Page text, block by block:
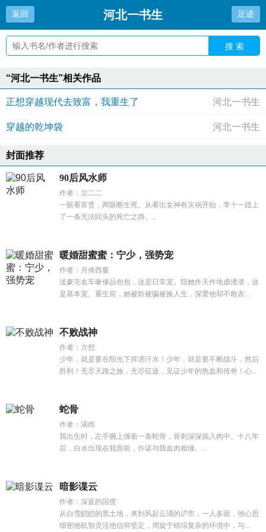
返回 河北一书生 足迹
搜 索
“河北一书生”相关作品
正想穿越现代去致富，我重生了 河北一书生
穿越的乾坤袋 河北一书生
封面推荐
90后风水师
作者：尘二二
一眼看富贵，两眼断生死。从看出女神有灾祸开始，李十一踏上
了一条无法回头的死亡之路。...
暖婚甜蜜蜜：宁少，强势宠
作者：月倚西窗
送豪宅名车奢侈品包包，这是日常宠。陪她作天作地虐渣渣，这
是基本宠。重生前，她被欺被骗被换人生，深爱他却不敢表...
不败战神
作者：方想.
少年，就是要在阳光下挥洒汗水！少年，就是要不断战斗，然后
胜利！无尽天路之旅，无尽征途，见证少年的热血和传奇！心...
蛇骨
作者：渴雨
我出生时，左手腕上缠着一条蛇骨，骨刺深深插入肉中。十八年
后，白水出现在我面前，许诺与我血肉相缠。...
暗影谍云
作者：深蓝的国度
从白雪皑皑的黑土地，来到风起云涌的沪市，一人多面，他心思
细密他机智灵活他信仰坚定，周旋于错综复杂的环境中，与...